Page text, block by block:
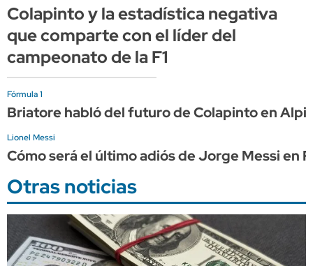
Colapinto y la estadística negativa
que comparte con el líder del
campeonato de la F1
Fórmula 1
Briatore habló del futuro de Colapinto en
Lionel Messi
Cómo será el último adiós de Jorge Messi en
Otras noticias